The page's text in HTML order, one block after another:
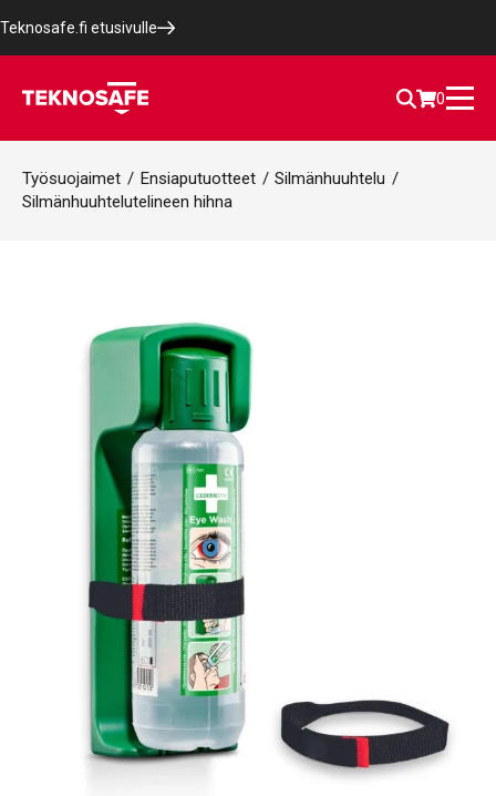
Teknosafe.fi etusivulle
0
Työsuojaimet / Ensiaputuotteet / Silmänhuuhtelu /
Silmänhuuhtelutelineen hihna